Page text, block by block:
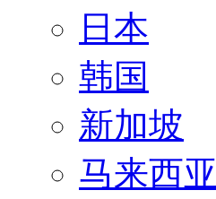
日本
韩国
新加坡
马来西亚